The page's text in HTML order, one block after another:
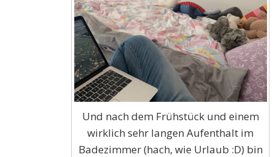
Und nach dem Frühstück und einem
wirklich sehr langen Aufenthalt im
Badezimmer (hach, wie Urlaub :D) bin